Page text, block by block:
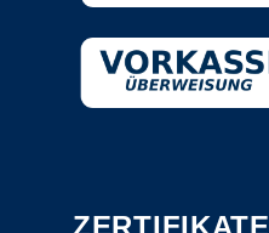
ZERTIFIKATE